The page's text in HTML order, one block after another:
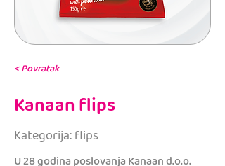
< Povratak
Kanaan flips
Kategorija: flips